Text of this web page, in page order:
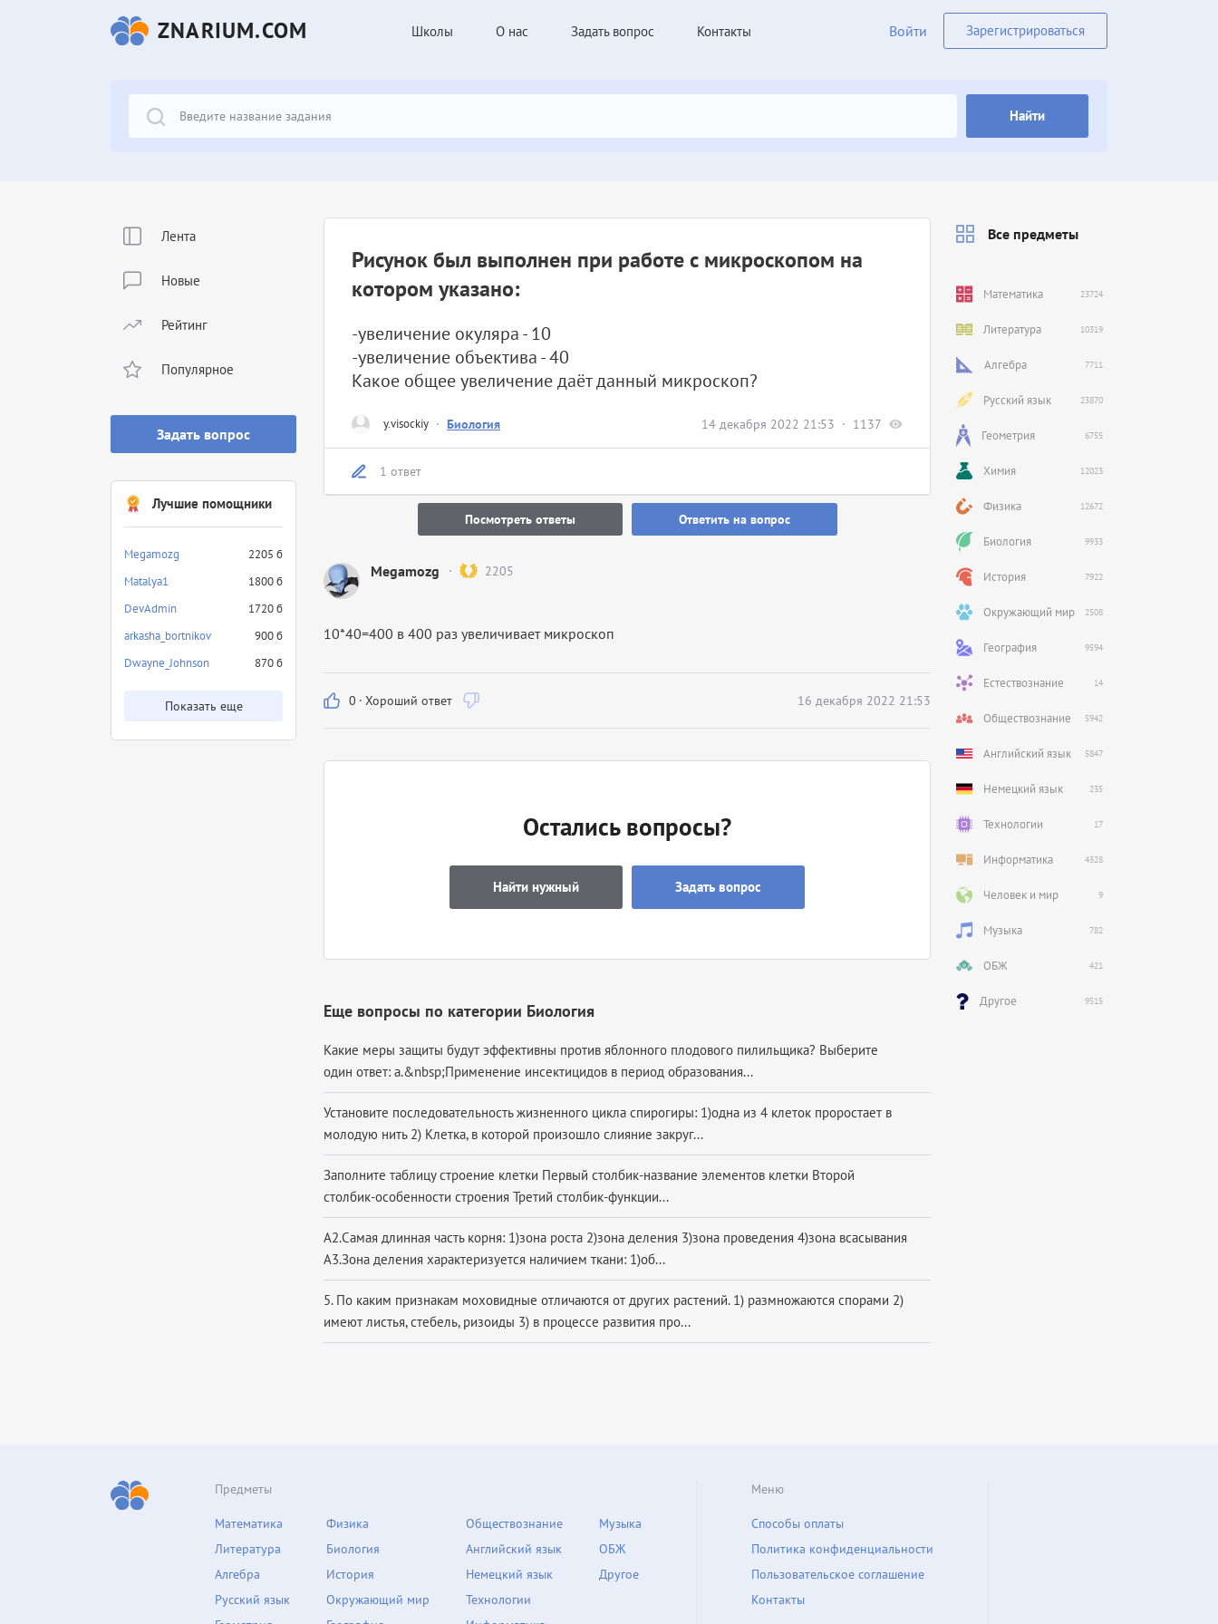
ZNARIUM.COM Школы О нас Задать вопрос Контакты Войти Зарегистрироваться
Найти
Лента
Новые
Рейтинг
Популярное
Задать вопрос
Лучшие помощники
Megamozg
2205 б
Matalya1
1800 б
DevAdmin
1720 б
arkasha_bortnikov
900 б
Dwayne_Johnson
870 б
Показать еще
y.visockiy · Биология 14 декабря 2022 21:53 1137
Рисунок был выполнен при работе с микроскопом на
котором указано:
-увеличение окуляра - 10
-увеличение объектива - 40
Какое общее увеличение даёт данный микроскоп?
1 ответ
Посмотреть ответы Ответить на вопрос
Megamozg 2205
10*40=400 в 400 раз увеличивает микроскоп
0 · Хороший ответ 16 декабря 2022 21:53
Остались вопросы?
Найти нужный Задать вопрос
Еще вопросы по категории Биология
Какие меры защиты будут эффективны против яблонного плодового пилильщика? Выберите
один ответ: a.&nbsp;Применение инсектицидов в период образования...
Установите последовательность жизненного цикла спирогиры: 1)одна из 4 клеток проростает в
молодую нить 2) Клетка, в которой произошло слияние закруг...
Заполните таблицу строение клетки Первый столбик-название элементов клетки Второй
столбик-особенности строения Третий столбик-функции...
А2.Самая длинная часть корня: 1)зона роста 2)зона деления 3)зона проведения 4)зона всасывания
А3.Зона деления характеризуется наличием ткани: 1)об...
5. По каким признакам моховидные отличаются от других растений. 1) размножаются спорами 2)
имеют листья, стебель, ризоиды 3) в процессе развития про...
Все предметы
Математика 23724
Литература 10319
Алгебра 7711
Русский язык 23870
Геометрия 6755
Химия 12023
Физика 12672
Биология 9933
История 7922
Окружающий мир 2508
География 9594
Естествознание 14
Обществознание 5942
Английский язык 5847
Немецкий язык 235
Технологии 17
Информатика 4328
Человек и мир 9
Музыка 782
ОБЖ 421
Другое 9515
Предметы
Математика
Литература
Алгебра
Русский язык
Физика
Биология
История
Окружающий мир
Обществознание
Английский язык
Немецкий язык
Технологии
Музыка
ОБЖ
Другое
Меню
Способы оплаты
Политика конфиденциальности
Пользовательское соглашение
Контакты